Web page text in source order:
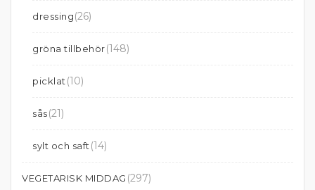
dressing(26)
gröna tillbehör(148)
picklat (10)
sås(21)
sylt och saft (14)
VEGETARISK MIDDAG (297)